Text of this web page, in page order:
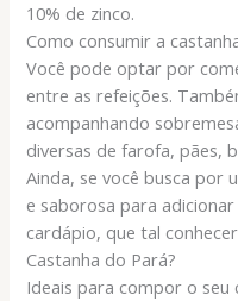
10% de zinco.
Como consumir a
Você pode optar por
entre as refeições.
acompanhando
diversas de farofa, pães,
Ainda, se você busca por
e saborosa para
cardápio, que tal
Castanha do Pará?
Ideais para compor o seu